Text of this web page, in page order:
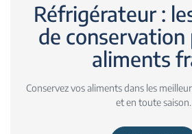
Réfrigérateur :
de conservation
aliments
Conservez vos aliments dans les
et en toute saison.